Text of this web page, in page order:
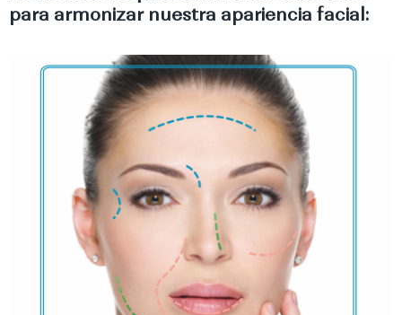
para armonizar nuestra apariencia facial: